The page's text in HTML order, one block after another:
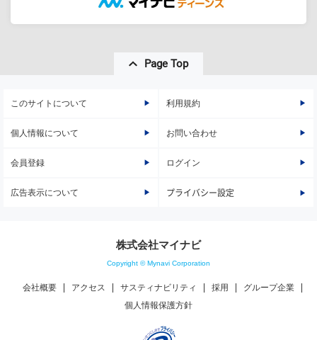
Page Top
このサイトについて 利用規約
個人情報について お問い合わせ
会員登録 ログイン
広告表示について プライバシー設定
株式会社マイナビ
Copyright © Mynavi Corporation
会社概要 アクセス サスティナビリティ 採用
グループ企業
個人情報保護方針